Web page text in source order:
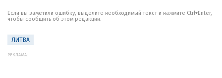
Если вы заметили ошибку, выделите необходимый текст и нажмите Ctrl+Enter,
чтобы сообщить об этом редакции.
ЛИТВА
РЕКЛАМА: